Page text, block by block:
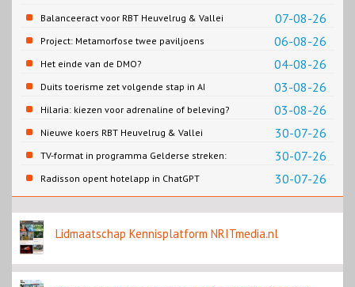
07-08-26
Balanceeract voor RBT Heuvelrug & Vallei
06-08-26
Project: Metamorfose twee paviljoens
Biesbosch MuseumEiland
04-08-26
Het einde van de DMO?
03-08-26
Duits toerisme zet volgende stap in AI
content
03-08-26
Hilaria: kiezen voor adrenaline of beleving?
30-07-26
Nieuwe koers RBT Heuvelrug & Vallei
zichtbaar in eerste resultaten 2026
30-07-26
TV-format in programma Gelderse streken:
Rondje Gelderland
30-07-26
Radisson opent hotelapp in ChatGPT
Lidmaatschap Kennisplatform NRITmedia.nl